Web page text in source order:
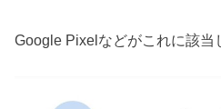
Google Pixelなどがこれに該当